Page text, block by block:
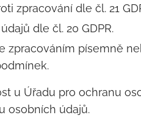
zpracování dle čl. 21
dle čl. 20 GDPR.
zpracováním písemně
u Úřadu pro ochranu
osobních údajů.